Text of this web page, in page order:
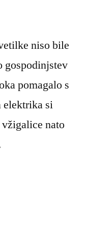
niso bile
gospodinjstev
pomagalo s
elektrika si
nato